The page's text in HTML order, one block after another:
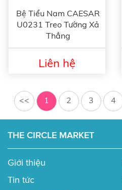
Bệ Tiểu Nam CAESAR
U0231 Treo Tường Xả
Thẳng
Liên hệ
<< 1 2 3 4
THE CIRCLE MARKET
Giới thiệu
Tin tức